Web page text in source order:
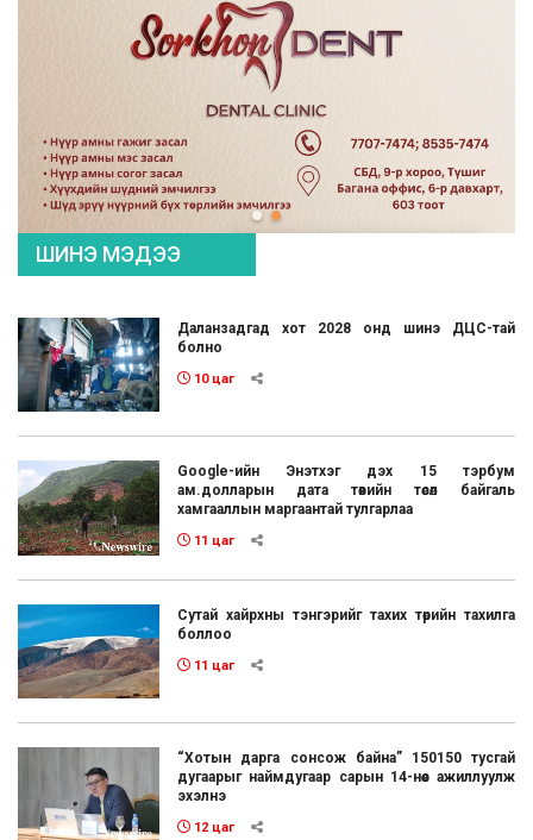
ШИНЭ МЭДЭЭ
Даланзадгад хот 2028 онд шинэ ДЦС-тай
болно
10 цаг
Google-ийн Энэтхэг дэх 15 тэрбум
ам.долларын дата төвийн төсөл байгаль
хамгааллын маргаантай тулгарлаа
11 цаг
Сутай хайрхны тэнгэрийг тахих төрийн тахилга
боллоо
11 цаг
“Хотын дарга сонсож байна” 150150 тусгай
дугаарыг наймдугаар сарын 14-нөөс ажиллуулж
эхэлнэ
12 цаг